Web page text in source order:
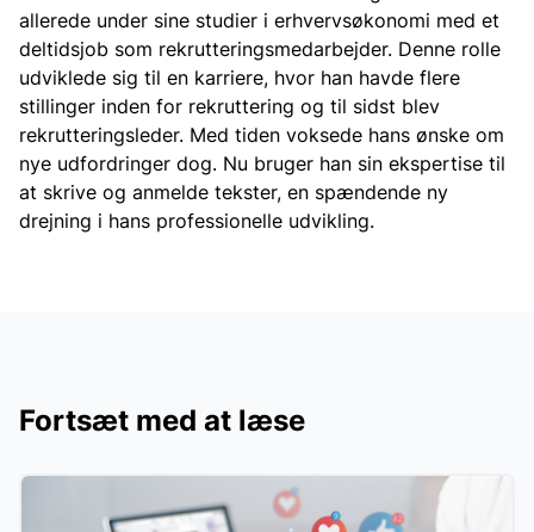
allerede under sine studier i erhvervsøkonomi med et
deltidsjob som rekrutteringsmedarbejder. Denne rolle
udviklede sig til en karriere, hvor han havde flere
stillinger inden for rekruttering og til sidst blev
rekrutteringsleder. Med tiden voksede hans ønske om
nye udfordringer dog. Nu bruger han sin ekspertise til
at skrive og anmelde tekster, en spændende ny
drejning i hans professionelle udvikling.
Fortsæt med at læse